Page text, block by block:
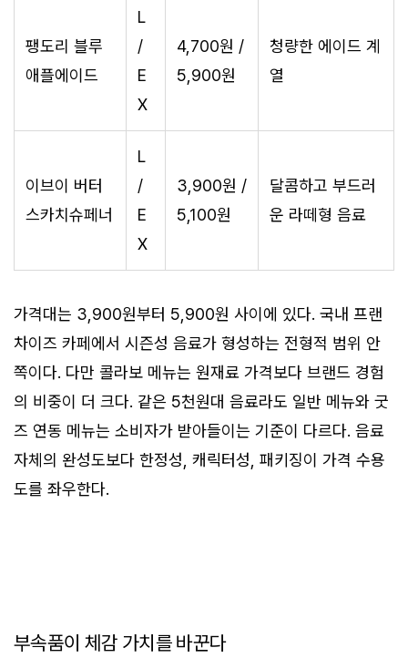
팽도리 블루
애플에이드
L
/
E
X
4,700원 /
5,900원
청량한 에이드 계
열
이브이 버터
스카치슈페너
L
/
E
X
3,900원 /
5,100원
달콤하고 부드러
운 라떼형 음료
가격대는 3,900원부터 5,900원 사이에 있다. 국내 프랜
차이즈 카페에서 시즌성 음료가 형성하는 전형적 범위 안
쪽이다. 다만 콜라보 메뉴는 원재료 가격보다 브랜드 경험
의 비중이 더 크다. 같은 5천원대 음료라도 일반 메뉴와 굿
즈 연동 메뉴는 소비자가 받아들이는 기준이 다르다. 음료
자체의 완성도보다 한정성, 캐릭터성, 패키징이 가격 수용
도를 좌우한다.
부속품이 체감 가치를 바꾼다